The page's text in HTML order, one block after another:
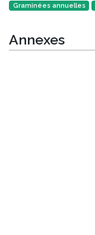
Graminées annuelles
Annexes